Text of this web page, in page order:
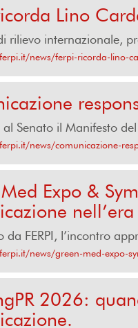
Lino
rilievo internazionale,
news/ferpi-ricorda-lino-
al Senato il Manifesto
news/comunicazione-
Expo &
nell’era
da FERPI, l’incontro
news/green-med-expo-
2026: